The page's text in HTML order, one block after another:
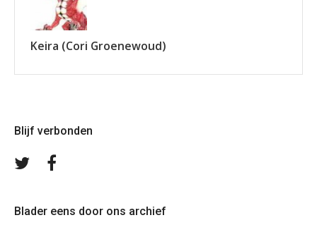
Keira (Cori Groenewoud)
Blijf verbonden
Volg
Blader eens door ons archief